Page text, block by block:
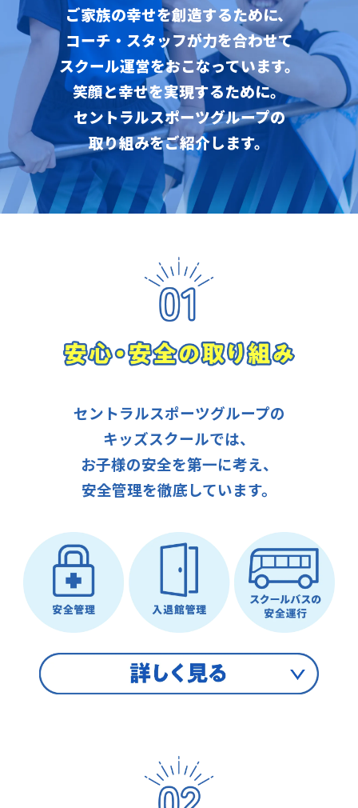
ご家族の幸せを創造するために、
コーチ・スタッフが力を合わせて
スクール運営をおこなっています。
笑顔と幸せを実現するために。
セントラルスポーツグループの
取り組みをご紹介します。
セントラルスポーツグループの
キッズスクールでは、
お子様の安全を第一に考え、
安全管理を徹底しています。